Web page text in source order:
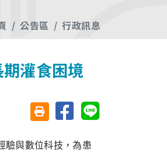
公告區 行政訊息
灌食困境
友善列印(另開視窗)
分享至臉書分享至 Line
驗與數位科技，為患